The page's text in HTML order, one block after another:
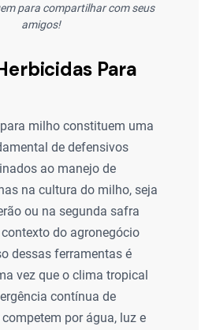
para compartilhar com seus
amigos!
Para
milho constituem uma
de defensivos
ao manejo de
na cultura do milho, seja
ou na segunda safra
do agronegócio
dessas ferramentas é
vez que o clima tropical
contínua de
por água, luz e